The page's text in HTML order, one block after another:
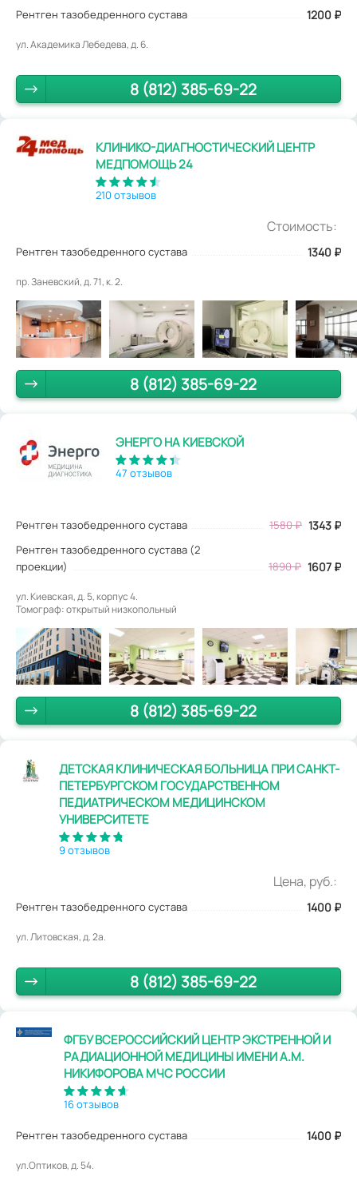
Рентген тазобедренного сустава 1200 ₽
ул. Академика Лебедева, д. 6.
8 (812) 385-69-22
КЛИНИКО-ДИАГНОСТИЧЕСКИЙ ЦЕНТР
МЕДПОМОЩЬ 24
210 отзывов
Стоимость:
Рентген тазобедренного сустава 1340 ₽
пр. Заневский, д. 71, к. 2.
8 (812) 385-69-22
ЭНЕРГО НА КИЕВСКОЙ
47 отзывов
Рентген тазобедренного сустава 1580₽ 1343 ₽
Рентген тазобедренного сустава (2
проекции)
1890 ₽ 1607 ₽
ул. Киевская, д. 5, корпус 4.
Томограф: открытый низкопольный
8 (812) 385-69-22
ДЕТСКАЯ КЛИНИЧЕСКАЯ БОЛЬНИЦА ПРИ САНКТ-
ПЕТЕРБУРГСКОМ ГОСУДАРСТВЕННОМ
ПЕДИАТРИЧЕСКОМ МЕДИЦИНСКОМ
УНИВЕРСИТЕТЕ
9 отзывов
Цена, руб.:
Рентген тазобедренного сустава 1400 ₽
ул. Литовская, д. 2а.
8 (812) 385-69-22
ФГБУ ВСЕРОССИЙСКИЙ ЦЕНТР ЭКСТРЕННОЙ И
РАДИАЦИОННОЙ МЕДИЦИНЫ ИМЕНИ А.М.
НИКИФОРОВА МЧС РОССИИ
16 отзывов
Рентген тазобедренного сустава 1400 ₽
ул.Оптиков, д. 54.